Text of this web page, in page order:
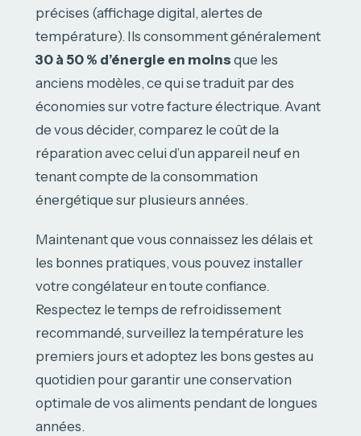
précises (affichage digital, alertes de
température). Ils consomment généralement
30 à 50 % d’énergie en moins que les
anciens modèles, ce qui se traduit par des
économies sur votre facture électrique. Avant
de vous décider, comparez le coût de la
réparation avec celui d’un appareil neuf en
tenant compte de la consommation
énergétique sur plusieurs années.
Maintenant que vous connaissez les délais et
les bonnes pratiques, vous pouvez installer
votre congélateur en toute confiance.
Respectez le temps de refroidissement
recommandé, surveillez la température les
premiers jours et adoptez les bons gestes au
quotidien pour garantir une conservation
optimale de vos aliments pendant de longues
années.